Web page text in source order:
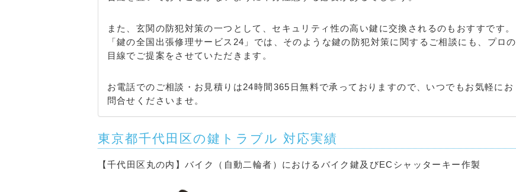
また、玄関の防犯対策の一つとして、セキュリティ性の高い鍵に交換されるのもおすすです。
「鍵の全国出張修理サービス24」では、そのような鍵の防犯対策に関するご相談にも、プロの
目線でご提案をさせていただきます。
お電話でのご相談・お見積りは24時間365日無料で承っておりますので、いつでもお気軽にお
問合せくださいませ。
東京都千代田区の鍵トラブル 対応実績
【千代田区丸の内】バイク（自動二輪者）におけるバイク鍵及びECシャッターキー作製